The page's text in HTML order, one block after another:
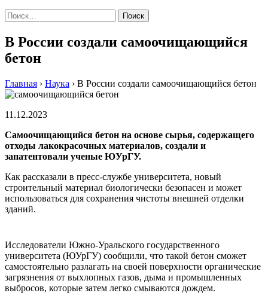
Найти:
В России создали самоочищающийся
бетон
Главная › Наука › В России создали самоочищающийся бетон
11.12.2023
Самоочищающийся бетон на основе сырья, содержащего
отходы лакокрасочных материалов, создали и
запатентовали ученые ЮУрГУ.
Как рассказали в пресс-службе университета, новый
строительный материал биологически безопасен и может
использоваться для сохранения чистоты внешней отделки
зданий.
Исследователи Южно-Уральского государственного
университета (ЮУрГУ) сообщили, что такой бетон сможет
самостоятельно разлагать на своей поверхности органические
загрязнения от выхлопных газов, дыма и промышленных
выбросов, которые затем легко смываются дождем.